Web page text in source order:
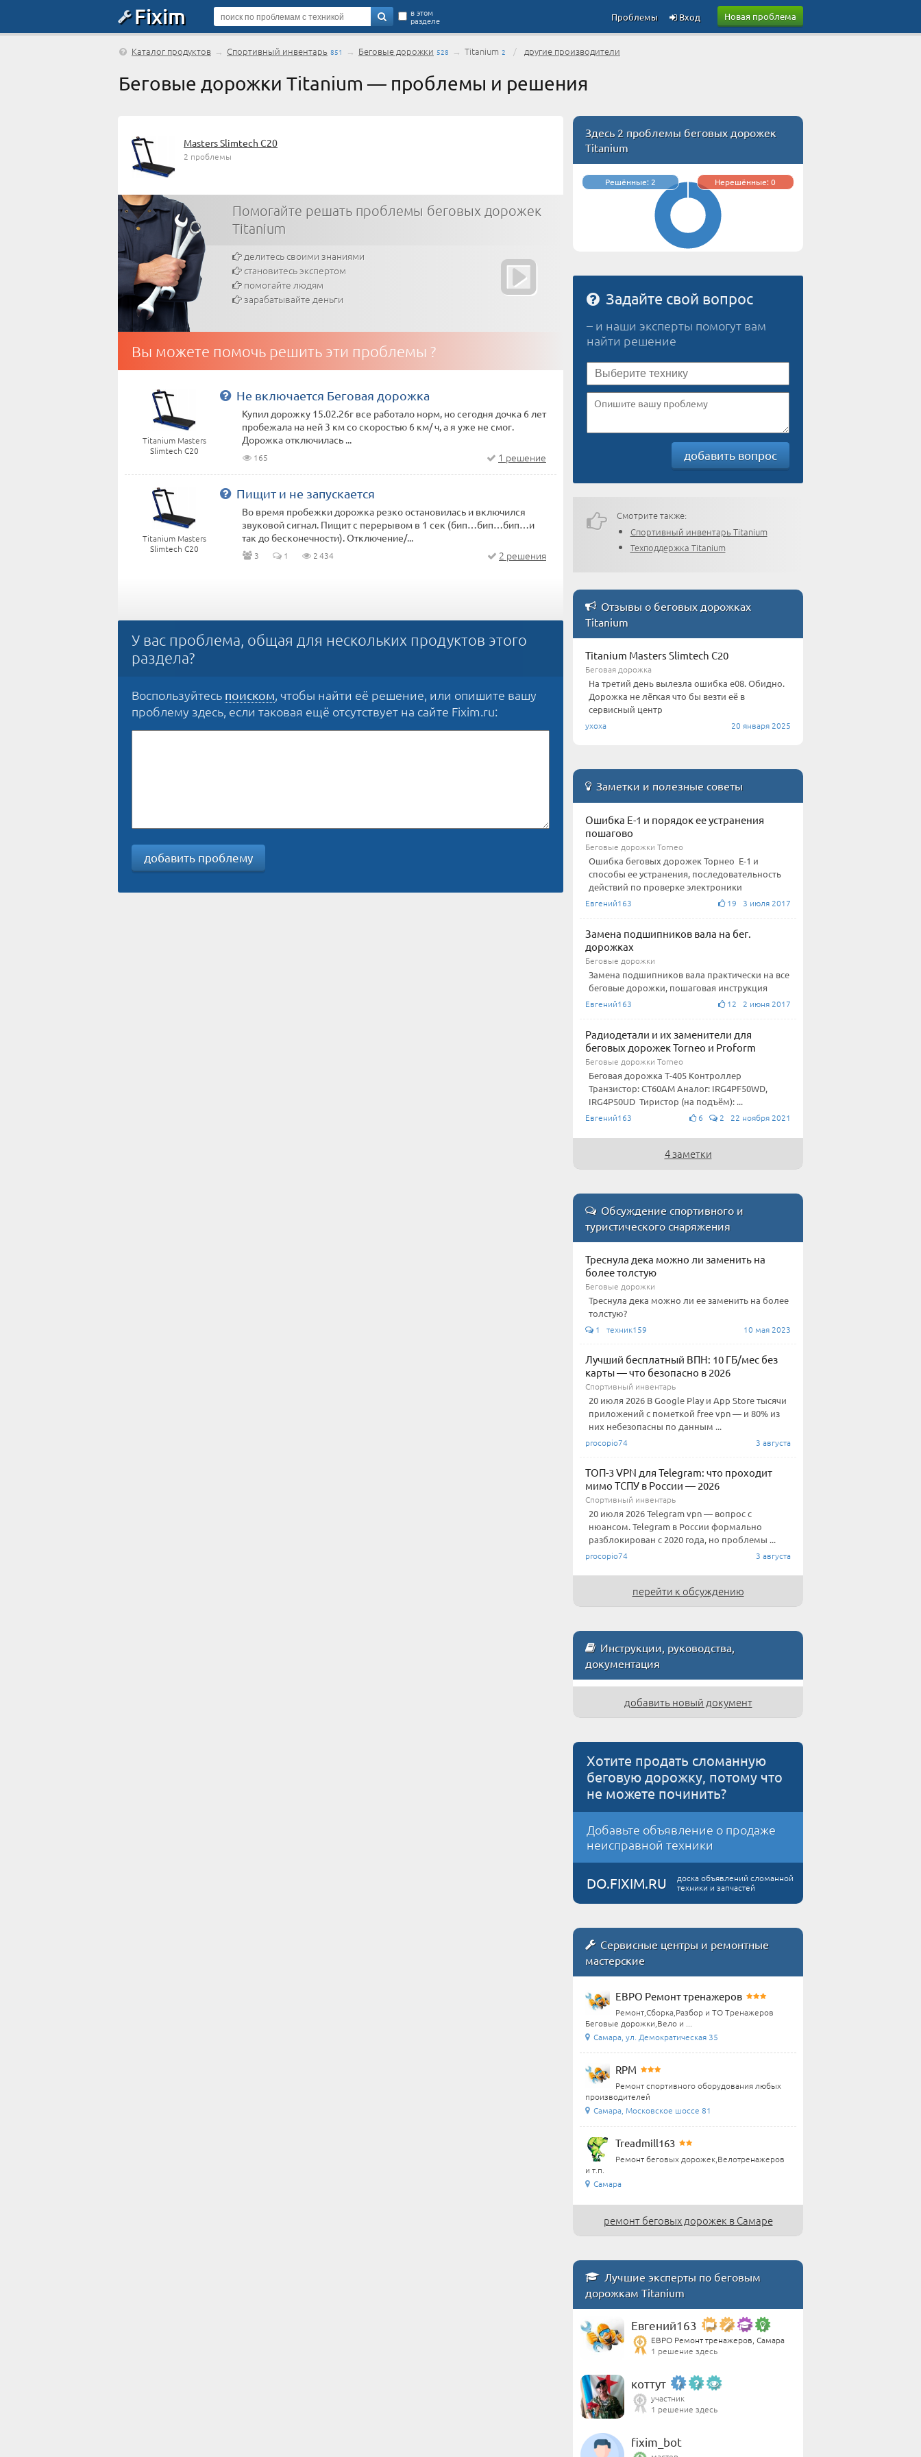
Fixim Новая проблема
в этом
разделе Вход
Проблемы
Каталог продуктов → Спортивный инвентарь 851 → Беговые дорожки 528 → Titanium 2 / другие производители
Беговые дорожки Titanium — проблемы и решения
Masters Slimtech C20
2 проблемы
Помогайте решать проблемы беговых дорожек
Titanium
делитесь своими знаниями
становитесь экспертом
помогайте людям
зарабатывайте деньги
Вы можете помочь решить эти проблемы ?
Titanium Masters
Slimtech C20
Не включается Беговая дорожка
Купил дорожку 15.02.26г все работало норм, но сегодня дочка 6 лет
пробежала на ней 3 км со скоростью 6 км/ ч, а я уже не смог.
Дорожка отключилась ...
165 1 решение
Titanium Masters
Slimtech C20
Пищит и не запускается
Во время пробежки дорожка резко остановилась и включился
звуковой сигнал. Пищит с перерывом в 1 сек (бип…бип…бип…и
так до бесконечности). Отключение/...
3 1 2 434 2 решения
У вас проблема, общая для нескольких продуктов этого
раздела?
Воспользуйтесь поиском, чтобы найти её решение, или опишите вашу
проблему здесь, если таковая ещё отсутствует на сайте Fixim.ru:
добавить проблему
Здесь 2 проблемы беговых дорожек
Titanium
Решённые: 2 Нерешённые: 0
Задайте свой вопрос
– и наши эксперты помогут вам
найти решение
добавить вопрос
Смотрите также:
Спортивный инвентарь Titanium
Техподдержка Titanium
Отзывы о беговых дорожках
Titanium
Titanium Masters Slimtech C20
Беговая дорожка
На третий день вылезла ошибка е08. Обидно.
Дорожка не лёгкая что бы везти её в
сервисный центр
ухоха 20 января 2025
Заметки и полезные советы
Ошибка Е-1 и порядок ее устранения
пошагово
Беговые дорожки Torneo
Ошибка беговых дорожек Торнео Е-1 и
способы ее устранения, последовательность
действий по проверке электроники
Евгений163 19 3 июля 2017
Замена подшипников вала на бег.
дорожках
Беговые дорожки
Замена подшипников вала практически на все
беговые дорожки, пошаговая инструкция
Евгений163 12 2 июня 2017
Радиодетали и их заменители для
беговых дорожек Torneo и Proform
Беговые дорожки Torneo
Беговая дорожка Т-405 Контроллер
Транзистор: CT60AM Аналог: IRG4PF50WD,
IRG4P50UD Тиристор (на подъём): ...
Евгений163 6 2 22 ноября 2021
4 заметки
Обсуждение спортивного и
туристического снаряжения
Треснула дека можно ли заменить на
более толстую
Беговые дорожки
Треснула дека можно ли ее заменить на более
толстую?
1 техник159 10 мая 2023
Лучший бесплатный ВПН: 10 ГБ/мес без
карты — что безопасно в 2026
Спортивный инвентарь
20 июля 2026 В Google Play и App Store тысячи
приложений с пометкой free vpn — и 80% из
них небезопасны по данным ...
procopio74 3 августа
ТОП-3 VPN для Telegram: что проходит
мимо ТСПУ в России — 2026
Спортивный инвентарь
20 июля 2026 Telegram vpn — вопрос с
нюансом. Telegram в России формально
разблокирован с 2020 года, но проблемы ...
procopio74 3 августа
перейти к обсуждению
Инструкции, руководства,
документация
добавить новый документ
Хотите продать сломанную
беговую дорожку, потому что
не можете починить?
Добавьте объявление о продаже
неисправной техники
DO.FIXIM.RU
доска объявлений сломанной
техники и запчастей
Сервисные центры и ремонтные
мастерские
ЕВРО Ремонт тренажеров
Ремонт,Сборка,Разбор и ТО Тренажеров
Беговые дорожки,Вело и ...
Самара, ул. Демократическая 35
RPM
Ремонт спортивного оборудования любых
производителей
Самара, Московское шоссе 81
Treadmill163
Ремонт беговых дорожек,Велотренажеров
и т.п.
Самара
ремонт беговых дорожек в Самаре
Лучшие эксперты по беговым
дорожкам Titanium
Евгений163
ЕВРО Ремонт тренажеров, Самара
1 решение здесь
коттут
участник
1 решение здесь
fixim_bot